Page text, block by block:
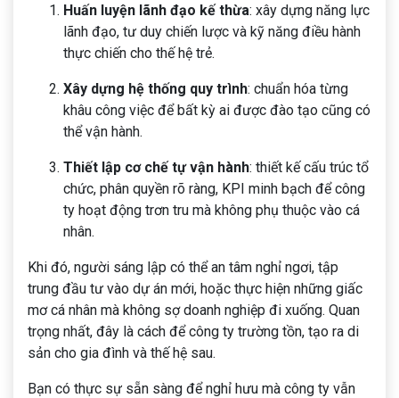
Huấn luyện lãnh đạo kế thừa: xây dựng năng lực
lãnh đạo, tư duy chiến lược và kỹ năng điều hành
thực chiến cho thế hệ trẻ.
Xây dựng hệ thống quy trình: chuẩn hóa từng
khâu công việc để bất kỳ ai được đào tạo cũng có
thể vận hành.
Thiết lập cơ chế tự vận hành: thiết kế cấu trúc tổ
chức, phân quyền rõ ràng, KPI minh bạch để công
ty hoạt động trơn tru mà không phụ thuộc vào cá
nhân.
Khi đó, người sáng lập có thể an tâm nghỉ ngơi, tập
trung đầu tư vào dự án mới, hoặc thực hiện những giấc
mơ cá nhân mà không sợ doanh nghiệp đi xuống. Quan
trọng nhất, đây là cách để công ty trường tồn, tạo ra di
sản cho gia đình và thế hệ sau.
Bạn có thực sự sẵn sàng để nghỉ hưu mà công ty vẫn